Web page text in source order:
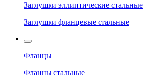
Заглушки эллиптические стальные
Заглушки фланцевые стальные
Фланцы
Фланцы стальные